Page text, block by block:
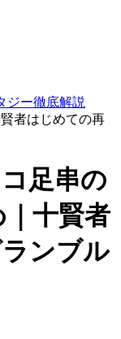
ジー徹底解説
者はじめての再
足串の
十賢者
ンブル